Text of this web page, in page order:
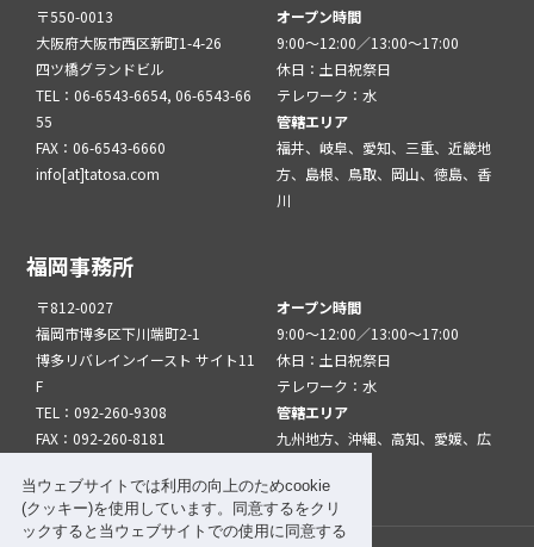
当ウェブサイトでは利用の向上のためcookie
(クッキー)を使用しています。同意するをクリ
ックすると当ウェブサイトでの使用に同意する
〒550-0013
大阪府大阪市西区新町1-4-26
四ツ橋グランドビル
TEL：06-6543-6654, 06-6543-66
55
FAX：06-6543-6660
info[at]tatosa.com
オープン時間
9:00～12:00／13:00～17:00
休日：土日祝祭日
テレワーク：水
管轄エリア
福井、岐阜、愛知、三重、近畿地
方、島根、鳥取、岡山、徳島、香
川
福岡事務所
〒812-0027
福岡市博多区下川端町2-1
博多リバレインイースト サイト11
F
TEL：092-260-9308
FAX：092-260-8181
オープン時間
9:00～12:00／13:00～17:00
休日：土日祝祭日
テレワーク：水
管轄エリア
九州地方、沖縄、高知、愛媛、広